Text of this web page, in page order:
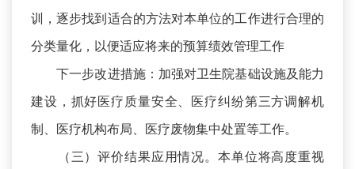
训，逐步找到适合的方法对本单位的工作进行合理的
分类量化，以便适应将来的预算绩效管理工作
下一步改进措施：加强对卫生院基础设施及能力
建设，抓好医疗质量安全、医疗纠纷第三方调解机
制、医疗机构布局、医疗废物集中处置等工作。
（三）评价结果应用情况。本单位将高度重视